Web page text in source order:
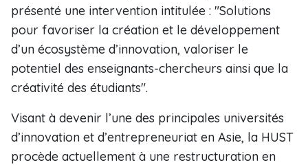
présenté une intervention intitulée : "Solutions
pour favoriser la création et le développement
d’un écosystème d’innovation, valoriser le
potentiel des enseignants-chercheurs ainsi que la
créativité des étudiants".
Visant à devenir l’une des principales universités
d’innovation et d’entrepreneuriat en Asie, la HUST
procède actuellement à une restructuration en